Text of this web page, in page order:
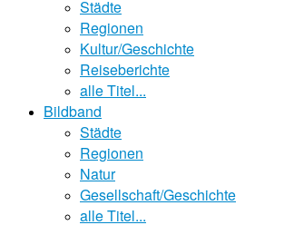
Städte
Regionen
Kultur/Geschichte
Reiseberichte
alle Titel...
Bildband
Städte
Regionen
Natur
Gesellschaft/Geschichte
alle Titel...